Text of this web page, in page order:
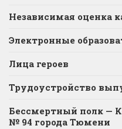
Независимая оценка
Электронные
Лица героев
Трудоустройство
Бессмертный полк —
№ 94 города Тюмени